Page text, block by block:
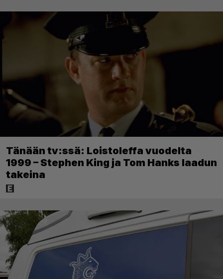
Tänään tv:ssä: Loistoleffa vuodelta
1999 – Stephen King ja Tom Hanks laadun
takeina